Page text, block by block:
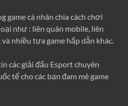
game cá nhân chia cách chơi
như : liên quân mobile, liên
nhiều tựa game hấp dẫn khác.
các giải đấu Esport chuyên
tế cho các bạn đam mê game